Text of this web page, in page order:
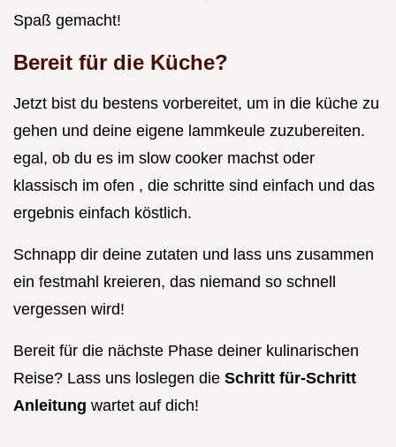
Spaß gemacht!
Bereit für die Küche?
Jetzt bist du bestens vorbereitet, um in die küche zu
gehen und deine eigene lammkeule zuzubereiten.
egal, ob du es im slow cooker machst oder
klassisch im ofen , die schritte sind einfach und das
ergebnis einfach köstlich.
Schnapp dir deine zutaten und lass uns zusammen
ein festmahl kreieren, das niemand so schnell
vergessen wird!
Bereit für die nächste Phase deiner kulinarischen
Reise? Lass uns loslegen die Schritt für-Schritt
Anleitung wartet auf dich!